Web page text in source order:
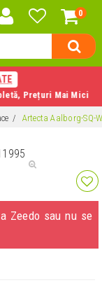
0
Prețuri Mai Mici
Artecta Aalborg-SQ-
Zeedo sau nu se